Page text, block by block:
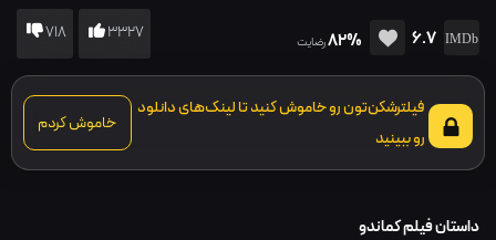
سابقش، به او خبر می دهد که کسی در حال کشتن اعضای گروه او است و…
6.7
82%رضایت 3327
718
فیلترشکن‌تون رو خاموش کنید تا لینک‌های دانلود
رو ببینید
خاموش کردم
داستان فیلم کماندو